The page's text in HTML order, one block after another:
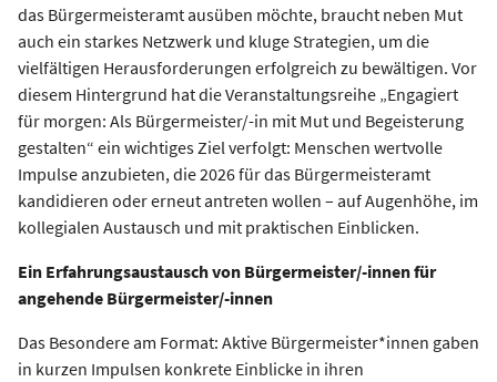
das Bürgermeisteramt ausüben möchte, braucht neben Mut
auch ein starkes Netzwerk und kluge Strategien, um die
vielfältigen Herausforderungen erfolgreich zu bewältigen. Vor
diesem Hintergrund hat die Veranstaltungsreihe „Engagiert
für morgen: Als Bürgermeister/-in mit Mut und Begeisterung
gestalten“ ein wichtiges Ziel verfolgt: Menschen wertvolle
Impulse anzubieten, die 2026 für das Bürgermeisteramt
kandidieren oder erneut antreten wollen – auf Augenhöhe, im
kollegialen Austausch und mit praktischen Einblicken.
Ein Erfahrungsaustausch von Bürgermeister/-innen für
angehende Bürgermeister/-innen
Das Besondere am Format: Aktive Bürgermeister*innen gaben
in kurzen Impulsen konkrete Einblicke in ihren